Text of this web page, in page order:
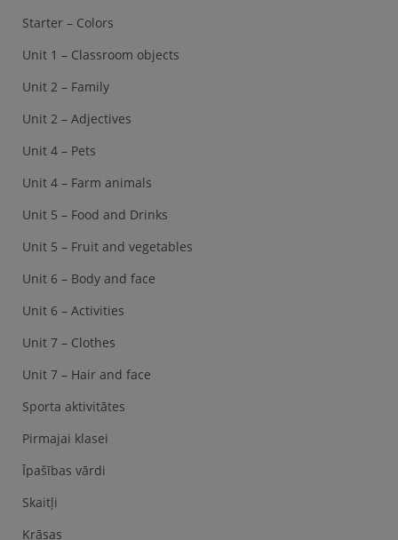
Starter – Colors
Unit 1 – Classroom objects
Unit 2 – Family
Unit 2 – Adjectives
Unit 4 – Pets
Unit 4 – Farm animals
Unit 5 – Food and Drinks
Unit 5 – Fruit and vegetables
Unit 6 – Body and face
Unit 6 – Activities
Unit 7 – Clothes
Unit 7 – Hair and face
Sporta aktivitātes
Pirmajai klasei
Īpašības vārdi
Skaitļi
Krāsas